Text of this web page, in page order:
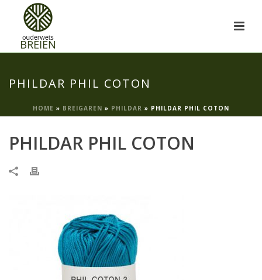
PHILDAR PHIL COTON
HOME » BREIGAREN » PHILDAR » PHILDAR PHIL COTON
PHILDAR PHIL COTON